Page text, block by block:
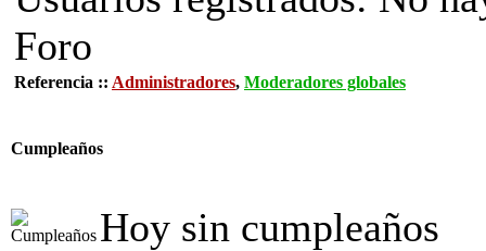
Foro
Referencia :: Administradores, Moderadores globales
Cumpleaños
Hoy sin cumpleaños